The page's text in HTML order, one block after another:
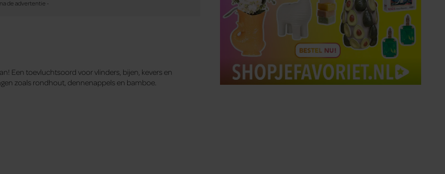
Een toevluchtsoord voor vlinders, bijen, kevers en
zoals rondhout, dennenappels en bamboe.